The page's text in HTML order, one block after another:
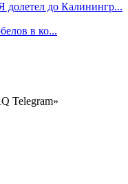
долетел до Калинингр...
в ко...
Telegram»